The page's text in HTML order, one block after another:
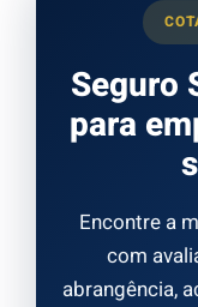
Seguro
para
Encontre a
com
abrangência,